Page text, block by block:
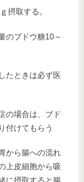
摂取する。
のブドウ糖10～
たときは必ず医
の場合は、ブド
付けてもらう
から腸への流れ
上皮細胞から吸
に摂取すると腸